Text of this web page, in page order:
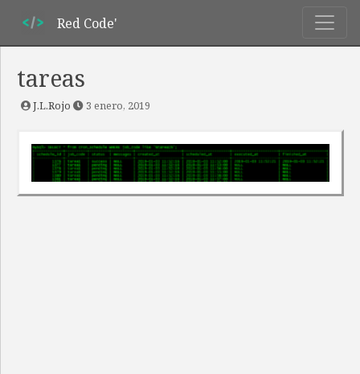
Red Code'
tareas
J.L.Rojo 3 enero, 2019